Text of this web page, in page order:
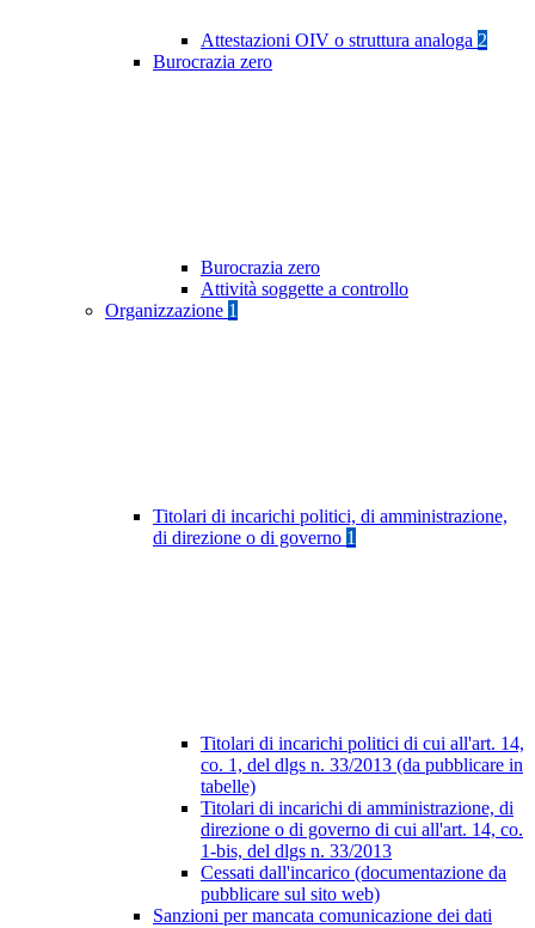
Attestazioni OIV o struttura analoga 2
Burocrazia zero
Burocrazia zero
Attività soggette a controllo
Organizzazione 1
Titolari di incarichi politici, di amministrazione,
di direzione o di governo 1
Titolari di incarichi politici di cui all'art. 14,
co. 1, del dlgs n. 33/2013 (da pubblicare in
tabelle)
Titolari di incarichi di amministrazione, di
direzione o di governo di cui all'art. 14, co.
1-bis, del dlgs n. 33/2013
Cessati dall'incarico (documentazione da
pubblicare sul sito web)
Sanzioni per mancata comunicazione dei dati